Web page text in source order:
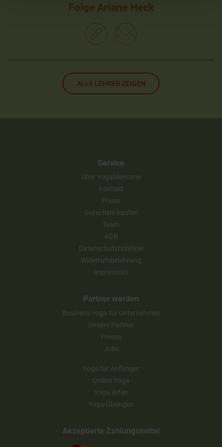
Folge Ariane Heck
ALLE LEHRER ZEIGEN
Service
Über YogaMeHome
Kontakt
Preise
Gutschein kaufen
Team
AGB
Datenschutzrichtlinie
Widerrufsbelehrung
Impressum
Partner werden
Business Yoga für Unternehmen
Unsere Partner
Presse
Jobs
Yoga für Anfänger
Online Yoga
Yoga Arten
Yoga-Übungen
Akzeptierte Zahlungsmittel